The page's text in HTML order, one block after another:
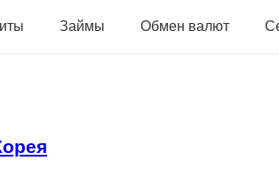
Займы Обмен валют